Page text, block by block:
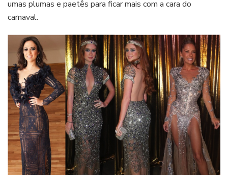
umas plumas e paetês para ficar mais com a cara do
carnaval.